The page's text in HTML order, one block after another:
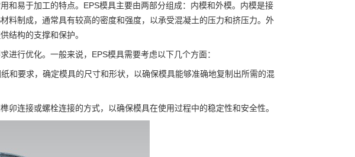
易于加工的特点。EPS模具主要由两部分组成：内模和外模。内模是接
料制成，通常具有较高的密度和强度，以承受混凝土的压力和挤压力。外
结构的支撑和保护。
行优化。一般来说，EPS模具需要考虑以下几个方面：
要求，确定模具的尺寸和形状，以确保模具能够准确地复制出所需的混
连接或螺栓连接的方式，以确保模具在使用过程中的稳定性和安全性。